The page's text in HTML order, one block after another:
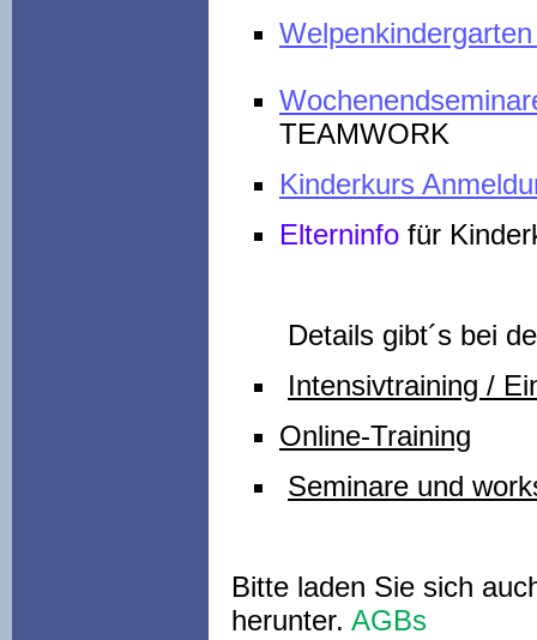
Welpenkindergarten
TEAMWORK
Kinderkurs
Elterninfo für
Details gibt´s bei
Intensivtraining /
Online-Training
Seminare und
Bitte laden Sie sich
herunter. AGBs